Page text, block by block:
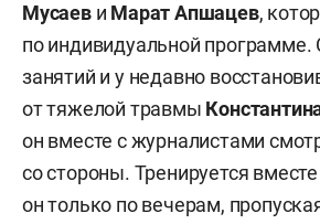
Мусаев и Марат Апшацев,
по индивидуальной программе.
занятий и у недавно
от тяжелой травмы
он вместе с журналистами
со стороны. Тренируется
он только по вечерам,